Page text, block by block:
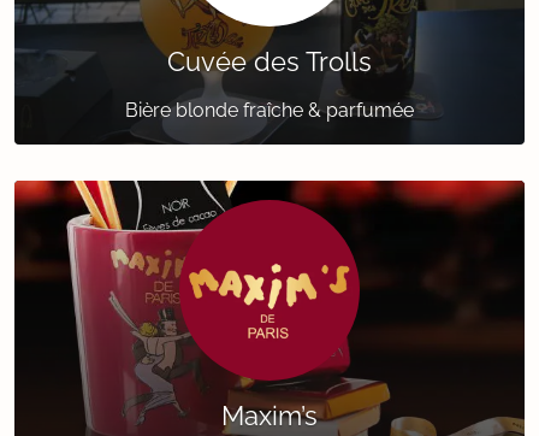
Cuvée des Trolls
Bière blonde fraîche & parfumée
Maxim’s